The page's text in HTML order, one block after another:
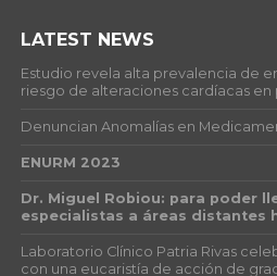
LATEST NEWS
Estudio revela alta prevalencia de
riesgo de alteraciones cardíacas en
Denuncian Anomalías en
ENURM 2023
Dr. Miguel Robiou: para poder
especialistas a áreas distantes
Laboratorio Clínico Patria Rivas
con una eucaristía de acción de